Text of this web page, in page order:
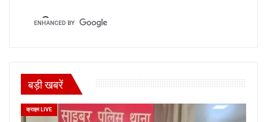
बड़ी खबरें
क्राइम LIVE